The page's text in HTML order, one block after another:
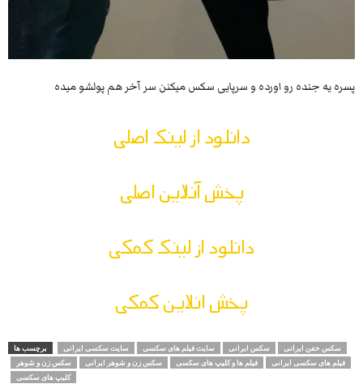
پسره یه جنده رو اورده و سرپایی سکس میکنن سر آخر هم پولشو میده
دانلود از لینک اصلی
پخش آنلاین اصلی
دانلود از لینک کمکی
پخش انلاین کمکی
برچسب ها سایت سکسی ایرانی سایت فیلم های سکسی سکس ایرانی
سکس خفن ایرانی
سکس زن و شوهر
سکس زن و شوهر ایرانی فیلم ها و کلیپ های سکسی
فیلم های سکسی ایرانی
کلیپ های سکسی